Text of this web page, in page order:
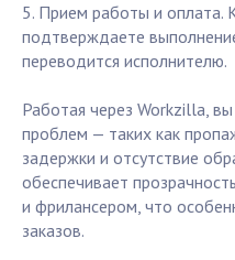
5. Прием работы и оплата.
подтверждаете
переводится исполнителю.
Работая через Workzilla,
проблем — таких как
задержки и отсутствие
обеспечивает
и фрилансером, что
заказов.